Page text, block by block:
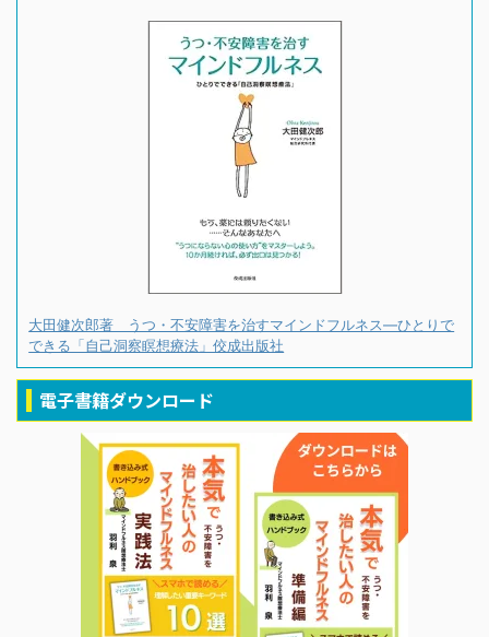
大田健次郎著 うつ・不安障害を治すマインドフルネス―ひとりで
できる「自己洞察瞑想療法」佼成出版社
電子書籍ダウンロード